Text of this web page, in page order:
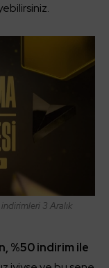
3 Aralık
%50 indirim ile